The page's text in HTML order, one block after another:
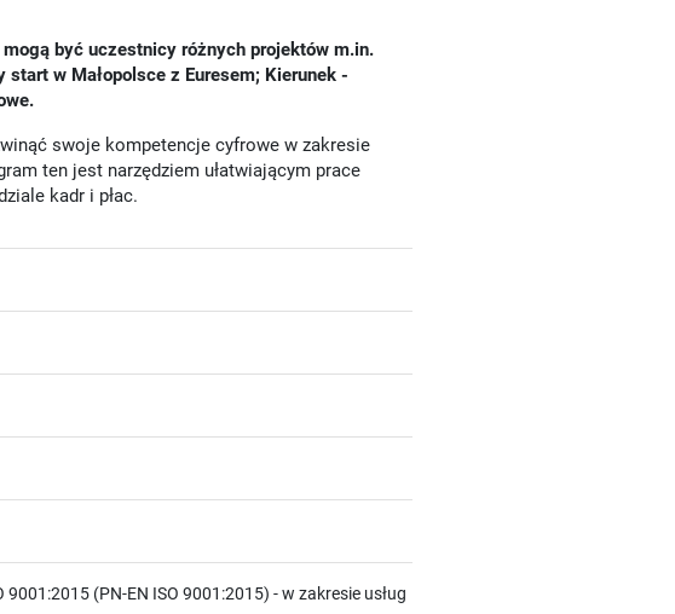
być uczestnicy różnych projektów m.in.
w Małopolsce z Euresem; Kierunek -
swoje kompetencje cyfrowe w zakresie
ten jest narzędziem ułatwiającym prace
kadr i płac.
(PN-EN ISO 9001:2015) - w zakresie usług